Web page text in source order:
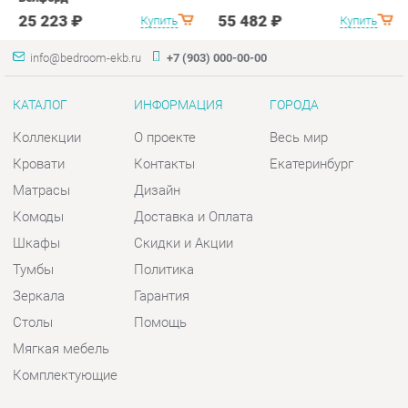
Коллекции
Матрасы
Тумбы
Зеркала
Столы
Мягкая мебель
Комплектующие
О проекте
Политика
Гарантия
Помощь
Весь мир
КОНТАКТЫ
Шоурум и склад самовывоза
Адрес: г. Екатеринбург, пер.
Базовый, 47